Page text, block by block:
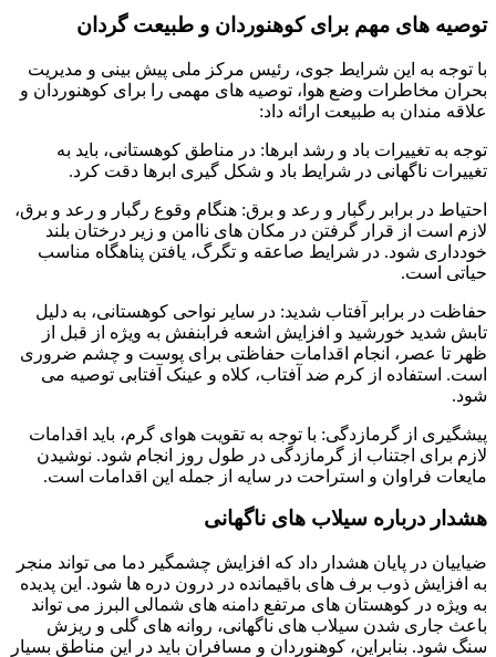
توصیه های مهم برای کوهنوردان و طبیعت گردان
با توجه به این شرایط جوی، رئیس مرکز ملی پیش بینی و مدیریت
بحران مخاطرات وضع هوا، توصیه های مهمی را برای کوهنوردان و
علاقه مندان به طبیعت ارائه داد:
توجه به تغییرات باد و رشد ابرها: در مناطق کوهستانی، باید به
تغییرات ناگهانی در شرایط باد و شکل گیری ابرها دقت کرد.
احتیاط در برابر رگبار و رعد و برق: هنگام وقوع رگبار و رعد و برق،
لازم است از قرار گرفتن در مکان های ناامن و زیر درختان بلند
خودداری شود. در شرایط صاعقه و تگرگ، یافتن پناهگاه مناسب
حیاتی است.
حفاظت در برابر آفتاب شدید: در سایر نواحی کوهستانی، به دلیل
تابش شدید خورشید و افزایش اشعه فرابنفش به ویژه از قبل از
ظهر تا عصر، انجام اقدامات حفاظتی برای پوست و چشم ضروری
است. استفاده از کرم ضد آفتاب، کلاه و عینک آفتابی توصیه می
شود.
پیشگیری از گرمازدگی: با توجه به تقویت هوای گرم، باید اقدامات
لازم برای اجتناب از گرمازدگی در طول روز انجام شود. نوشیدن
مایعات فراوان و استراحت در سایه از جمله این اقدامات است.
هشدار درباره سیلاب های ناگهانی
ضیاییان در پایان هشدار داد که افزایش چشمگیر دما می تواند منجر
به افزایش ذوب برف های باقیمانده در درون دره ها شود. این پدیده
به ویژه در کوهستان های مرتفع دامنه های شمالی البرز می تواند
باعث جاری شدن سیلاب های ناگهانی، روانه های گلی و ریزش
سنگ شود. بنابراین، کوهنوردان و مسافران باید در این مناطق بسیار